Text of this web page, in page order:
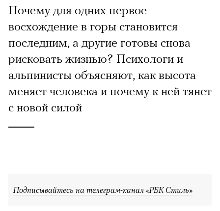
Почему для одних первое
восхождение в горы становится
последним, а другие готовы снова
рисковать жизнью? Психологи и
альпинисты объясняют, как высота
меняет человека и почему к ней тянет
с новой силой
Подписывайтесь на телеграм-канал «РБК Стиль»